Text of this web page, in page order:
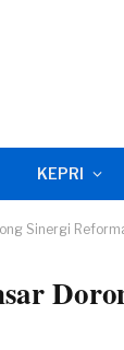
KEPRI
Sinergi